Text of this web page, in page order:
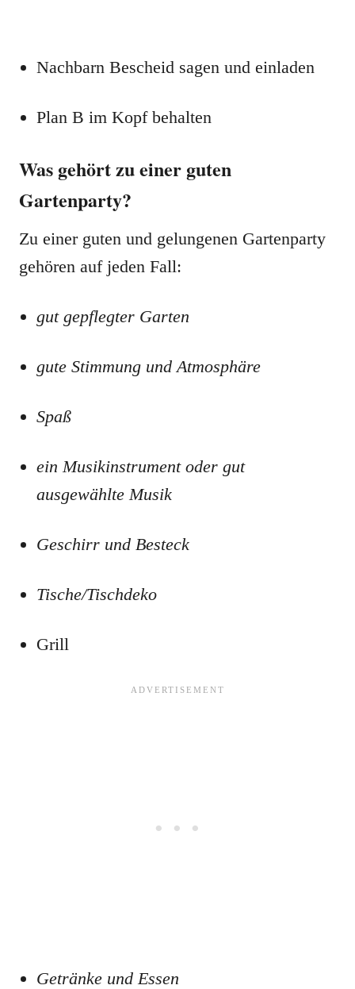
Nachbarn Bescheid sagen und einladen
Plan B im Kopf behalten
Was gehört zu einer guten
Gartenparty?
Zu einer guten und gelungenen Gartenparty
gehören auf jeden Fall:
gut gepflegter Garten
gute Stimmung und Atmosphäre
Spaß
ein Musikinstrument oder gut
ausgewählte Musik
Geschirr und Besteck
Tische/Tischdeko
Grill
Getränke und Essen